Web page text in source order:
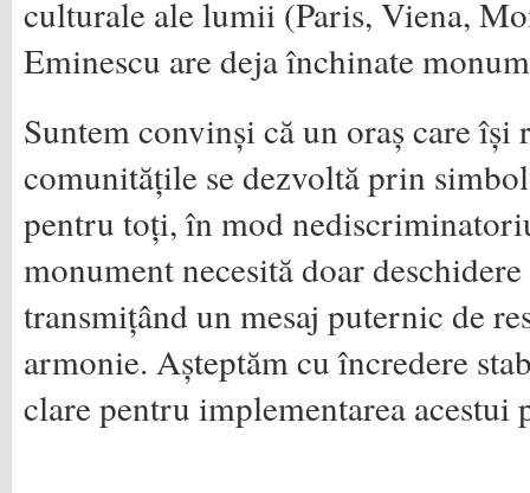
culturale ale lumii (Paris, Viena,
Eminescu are deja închinate
Suntem convinși că un oraș care își
comunitățile se dezvoltă prin
pentru toți, în mod
monument necesită doar
transmițând un mesaj puternic de
armonie. Așteptăm cu încredere
clare pentru implementarea acestui